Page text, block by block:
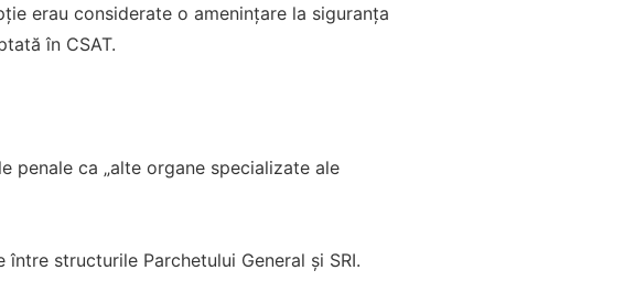
erau considerate o amenințare la siguranța
în CSAT.
penale ca „alte organe specializate ale
structurile Parchetului General și SRI.